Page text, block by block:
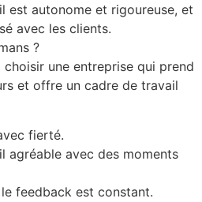
est autonome et rigoureuse, et
avec les clients.
?
une entreprise qui prend
et offre un cadre de travail
fierté.
agréable avec des moments
feedback est constant.